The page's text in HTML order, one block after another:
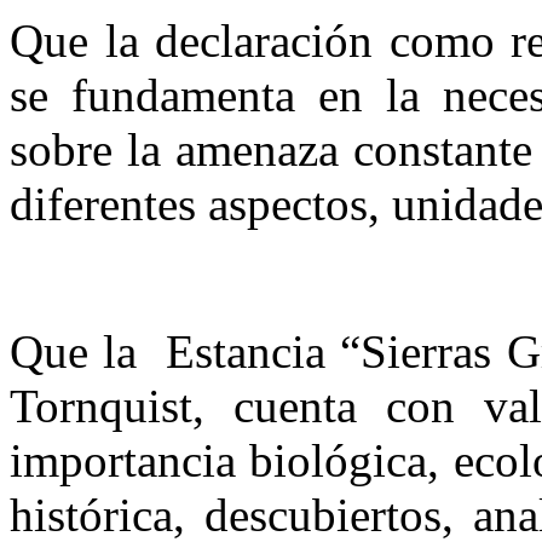
Que la declaración como
se fundamenta en la
sobre la amenaza
diferentes aspectos,
Quela Estancia “Sierras
Tornquist, cuenta con
importancia biológica,
histórica, descubiertos,